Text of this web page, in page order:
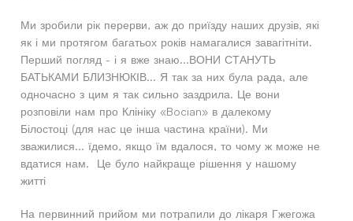
Ми зробили рік перерви, аж до приїзду наших друзів, які
як і ми протягом багатьох років намагалися завагітніти.
Перший погляд - і я вже знаю...ВОНИ СТАНУТЬ
БАТЬКАМИ БЛИЗНЮКІВ... Я так за них була рада, але
одночасно з цим я так сильно заздрила. Це вони
розповіли нам про Клініку «Bocian» в далекому
Білостоці (для нас це інша частина країни). Ми
зважилися... їдемо, якщо їм вдалося, то чому ж може не
вдатися нам. Це було найкраще рішення у нашому
житті
На первинний прийом ми потрапили до лікаря Гжегожа